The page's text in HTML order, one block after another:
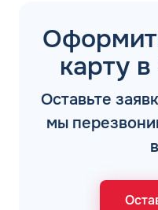
карту
Оставьте
мы